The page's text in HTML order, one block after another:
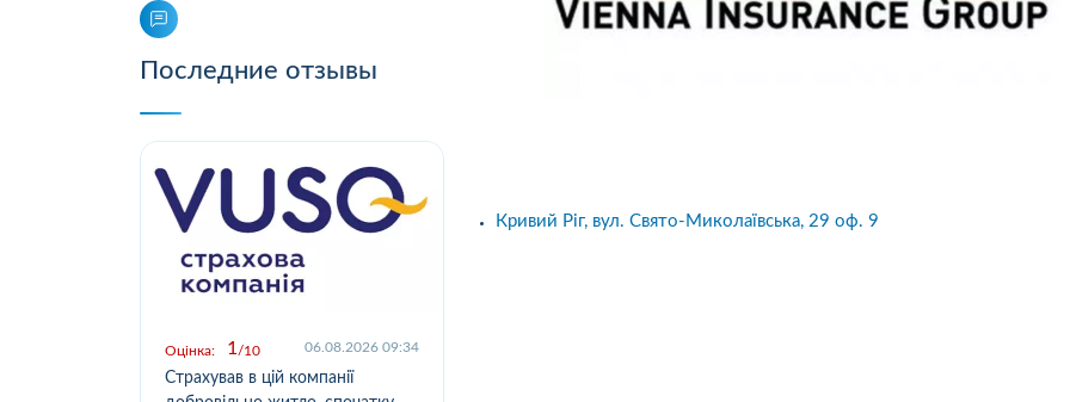
Последние отзывы
Оцінка: 1 10 06.08.2026 09:34
Страхував в цій компанії
Кривий Ріг, вул. Свято-Миколаївська, 29 оф. 9